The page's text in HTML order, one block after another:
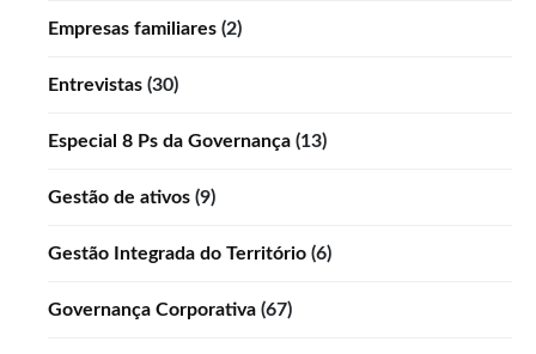
Empresas familiares (2)
Entrevistas (30)
Especial 8 Ps da Governança (13)
Gestão de ativos (9)
Gestão Integrada do Território (6)
Governança Corporativa (67)